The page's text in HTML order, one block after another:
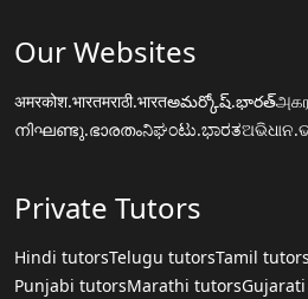
Our Websites
अमरकोश.भारतमराठी.भारतఅమర్కోష్.భారత్
നിഘണ്ടു.ഭാരതംನಿಘಂಟು.ಭಾರತ
Private Tutors
Hindi tutorsTelugu tutorsTamil tutors
Punjabi tutorsMarathi tutors